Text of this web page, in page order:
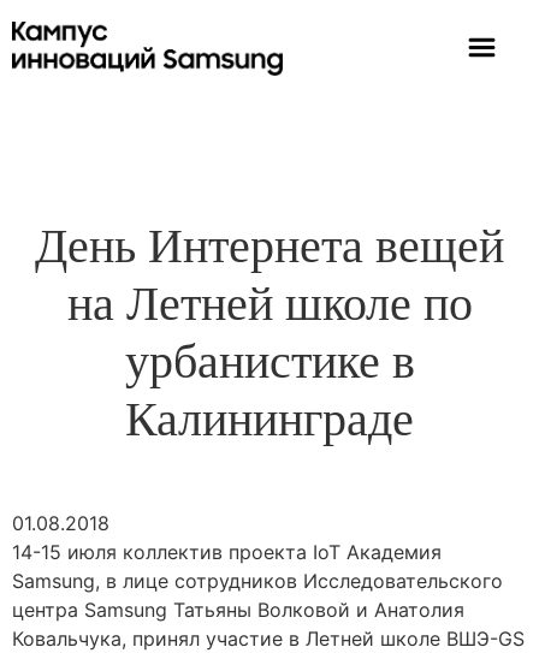
День Интернета вещей
на Летней школе по
урбанистике в
Калининграде
01.08.2018
14-15 июля коллектив проекта IoT Академия
Samsung, в лице сотрудников Исследовательского
центра Samsung Татьяны Волковой и Анатолия
Ковальчука, принял участие в Летней школе ВШЭ-GS